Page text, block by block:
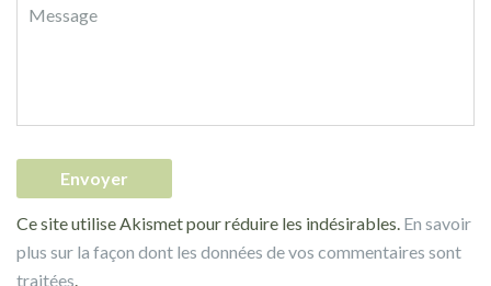
Ce site utilise Akismet pour réduire les indésirables. En savoir
plus sur la façon dont les données de vos commentaires sont
traitées